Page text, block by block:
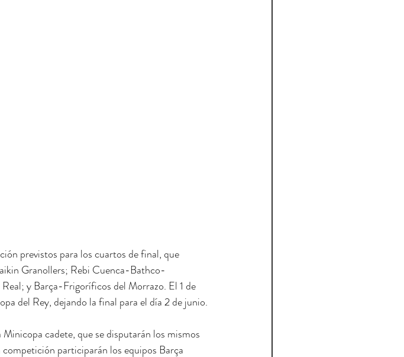
previstos para los cuartos de final, que
Granollers; Rebi Cuenca-Bathco-
y Barça-Frigoríficos del Morrazo. El 1 de
del Rey, dejando la final para el día 2 de junio.
cadete, que se disputarán los mismos
participarán los equipos Barça